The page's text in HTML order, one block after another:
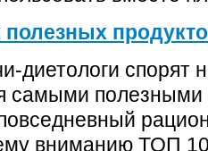
диетологи спорят
самыми
вниманию ТОП